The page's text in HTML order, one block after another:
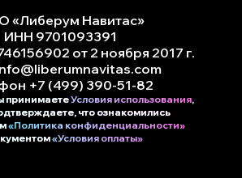
«Либерум Навитас»
ИНН 9701093391
от 2 ноября 2017 г.
+7 (499) 390-51-82
принимаетеУсловия использования,
что ознакомились
«Политика конфиденциальности»
«Условия оплаты»